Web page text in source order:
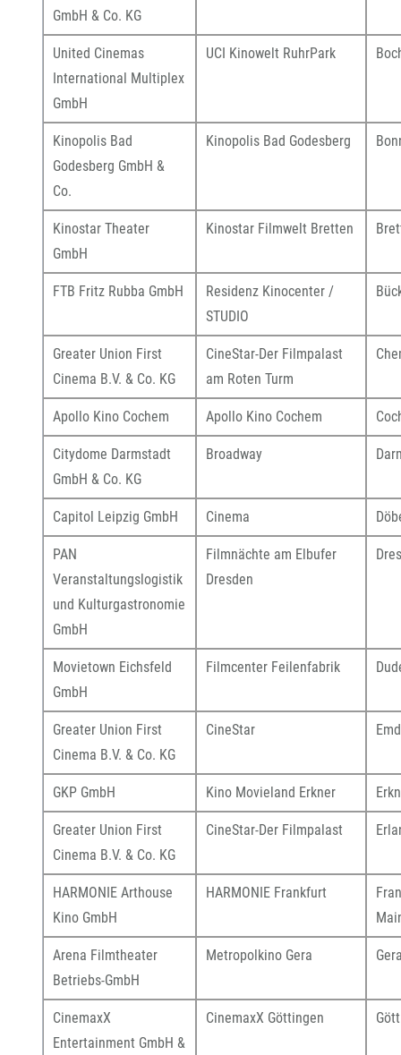
GmbH & Co. KG
United Cinemas
International Multiplex
GmbH
UCI Kinowelt RuhrPark
Kinopolis Bad
Godesberg GmbH &
Co.
Kinopolis Bad Godesberg
Kinostar Theater
GmbH
Kinostar Filmwelt Bretten
FTB Fritz Rubba GmbH
Residenz Kinocenter /
STUDIO
Greater Union First
Cinema B.V. & Co. KG
CineStar-Der Filmpalast
am Roten Turm
Apollo Kino Cochem Apollo Kino Cochem
Citydome Darmstadt
GmbH & Co. KG
Broadway
Capitol Leipzig GmbH Cinema
PAN
Veranstaltungslogistik
und Kulturgastronomie
GmbH
Filmnächte am Elbufer
Dresden
Movietown Eichsfeld
GmbH
Filmcenter Feilenfabrik
Greater Union First
Cinema B.V. & Co. KG
CineStar
GKP GmbH Kino Movieland Erkner
Greater Union First
Cinema B.V. & Co. KG
CineStar-Der Filmpalast
HARMONIE Arthouse
Kino GmbH
HARMONIE Frankfurt
Arena Filmtheater
Betriebs-GmbH
Metropolkino Gera
CinemaxX
Entertainment GmbH &
CinemaxX Göttingen